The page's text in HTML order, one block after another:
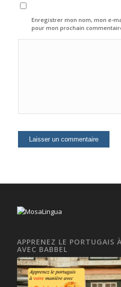
Enregistrer mon nom, mon e-
pour mon prochain
APPRENEZ LE PORTUGAIS
AVEC BABBEL